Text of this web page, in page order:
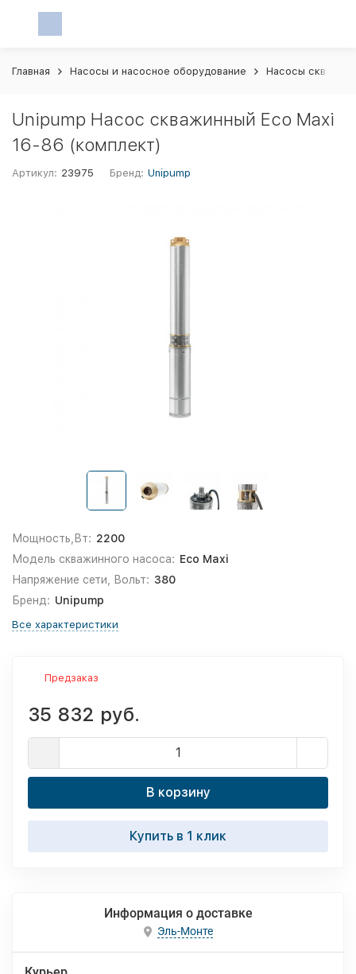
Главная Насосы и насосное оборудование Насосы
Unipump Насос скважинный Eco Maxi
16-86 (комплект)
Артикул: 23975 Бренд: Unipump
Мощность,Вт: 2200
Модель скважинного насоса: Eco Maxi
Напряжение сети, Вольт: 380
Бренд: Unipump
Все характеристики
Предзаказ
35 832 руб.
В корзину
Купить в 1 клик
Информация о доставке
Эль-Монте